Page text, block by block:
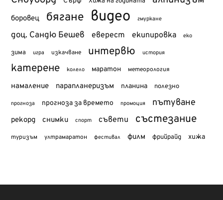
боровец бягане видео гмуркане
доц. Сандю Бешев еверест екипировка еко
зима игра изкачване интервю история
катерене колело маратон метеорология
намаление парапланеризъм планина полезно
прогноза прогноза за времето промоция пътуване
рекорд снимки спорт съвети състезание
туризъм ултрамаратон фестивал филм фрийрайд хижа